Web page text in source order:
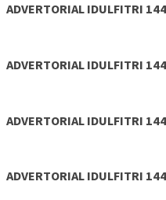
ADVERTORIAL IDULFITRI
ADVERTORIAL IDULFITRI
ADVERTORIAL IDULFITRI
ADVERTORIAL IDULFITRI